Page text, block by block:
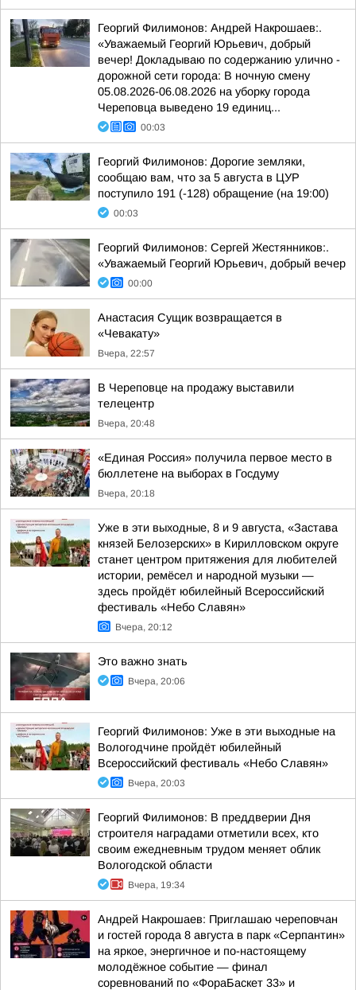
Георгий Филимонов: Андрей Накрошаев:.
«Уважаемый Георгий Юрьевич, добрый
вечер! Докладываю по содержанию улично -
дорожной сети города: В ночную смену
05.08.2026-06.08.2026 на уборку города
Череповца выведено 19 единиц...
00:03
Георгий Филимонов: Дорогие земляки,
сообщаю вам, что за 5 августа в ЦУР
поступило 191 (-128) обращение (на 19:00)
00:03
Георгий Филимонов: Сергей Жестянников:.
«Уважаемый Георгий Юрьевич, добрый вечер
00:00
Анастасия Сущик возвращается в
«Чевакату»
Вчера, 22:57
В Череповце на продажу выставили
телецентр
Вчера, 20:48
«Единая Россия» получила первое место в
бюллетене на выборах в Госдуму
Вчера, 20:18
Уже в эти выходные, 8 и 9 августа, «Застава
князей Белозерских» в Кирилловском округе
станет центром притяжения для любителей
истории, ремёсел и народной музыки —
здесь пройдёт юбилейный Всероссийский
фестиваль «Небо Славян»
Вчера, 20:12
Это важно знать
Вчера, 20:06
Георгий Филимонов: Уже в эти выходные на
Вологодчине пройдёт юбилейный
Всероссийский фестиваль «Небо Славян»
Вчера, 20:03
Георгий Филимонов: В преддверии Дня
строителя наградами отметили всех, кто
своим ежедневным трудом меняет облик
Вологодской области
Вчера, 19:34
Андрей Накрошаев: Приглашаю череповчан
и гостей города 8 августа в парк «Серпантин»
на яркое, энергичное и по-настоящему
молодёжное событие — финал
соревнований по «ФораБаскет 33» и